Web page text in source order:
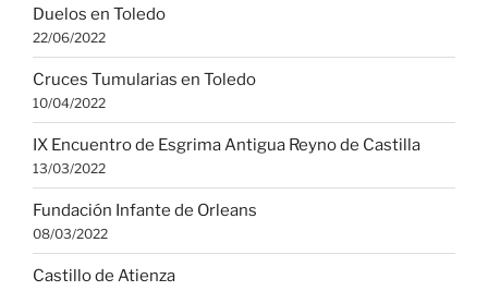
Duelos en Toledo
22/06/2022
Cruces Tumularias en Toledo
10/04/2022
IX Encuentro de Esgrima Antigua Reyno de Castilla
13/03/2022
Fundación Infante de Orleans
08/03/2022
Castillo de Atienza